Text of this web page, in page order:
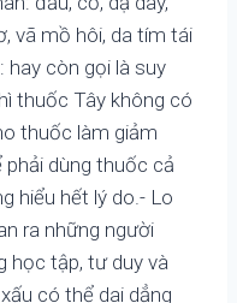
vã mồ hôi, da tím tái
hay còn gọi là suy
thuốc Tây không có
thuốc làm giảm
dùng thuốc cả
hiểu hết lý do.- Lo
ra những người
học tập, tư duy và
có thể dai dẳng